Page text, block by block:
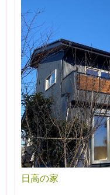
日高の家